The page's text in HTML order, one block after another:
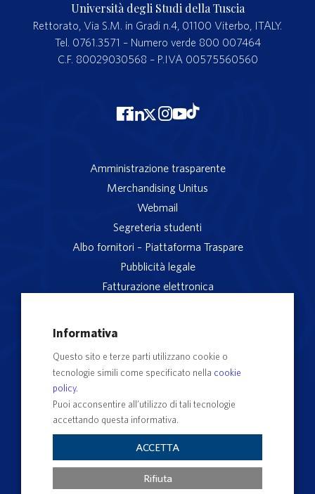
Università degli Studi della Tuscia
Rettorato, Via S.M. in Gradi n.4, 01100 Viterbo, ITALY.
Tel. 0761.3571 – Numero verde 800 007464
C.F. 80029030568 – P.IVA 00575560560
Amministrazione trasparente
Merchandising Unitus
Webmail
Segreteria studenti
Albo fornitori – Piattaforma Traspare
Pubblicità legale
Fatturazione elettronica
Servizio reclami
Sedi e Poli
Contatti e PEC
Albo Ufficiale di Ateneo
Impostazioni dei cookie
Informativa
Questo sito e terze parti utilizzano cookie o
tecnologie simili come specificato nella cookie
policy.
Puoi acconsentire all’utilizzo di tali tecnologie
accettando questa informativa.
ACCETTA
Rifiuta